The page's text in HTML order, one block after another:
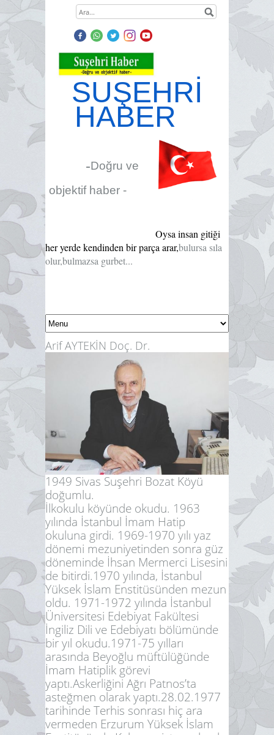
SUŞEHRİ
HABER
-Doğru ve
objektif haber -
Oysa insan gitiği
her yerde kendinden bir parça arar,bulursa sıla
olur,bulmazsa gurbet...
Arif AYTEKİN Doç. Dr.
1949 Sivas Suşehri Bozat Köyü
doğumlu.
İlkokulu köyünde okudu. 1963
yılında İstanbul İmam Hatip
okuluna girdi. 1969-1970 yılı yaz
dönemi mezuniyetinden sonra güz
döneminde İhsan Mermerci Lisesini
de bitirdi.1970 yılında, İstanbul
Yüksek İslam Enstitüsünden mezun
oldu. 1971-1972 yılında İstanbul
Üniversitesi Edebiyat Fakültesi
İngiliz Dili ve Edebiyatı bölümünde
bir yıl okudu.1971-75 yılları
arasında Beyoğlu müftülüğünde
İmam Hatiplik görevi
yaptı.Askerliğini Ağrı Patnos’ta
asteğmen olarak yaptı.28.02.1977
tarihinde Terhis sonrası hiç ara
vermeden Erzurum Yüksek İslam